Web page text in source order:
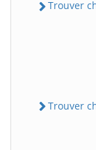
Trouver
Trouver